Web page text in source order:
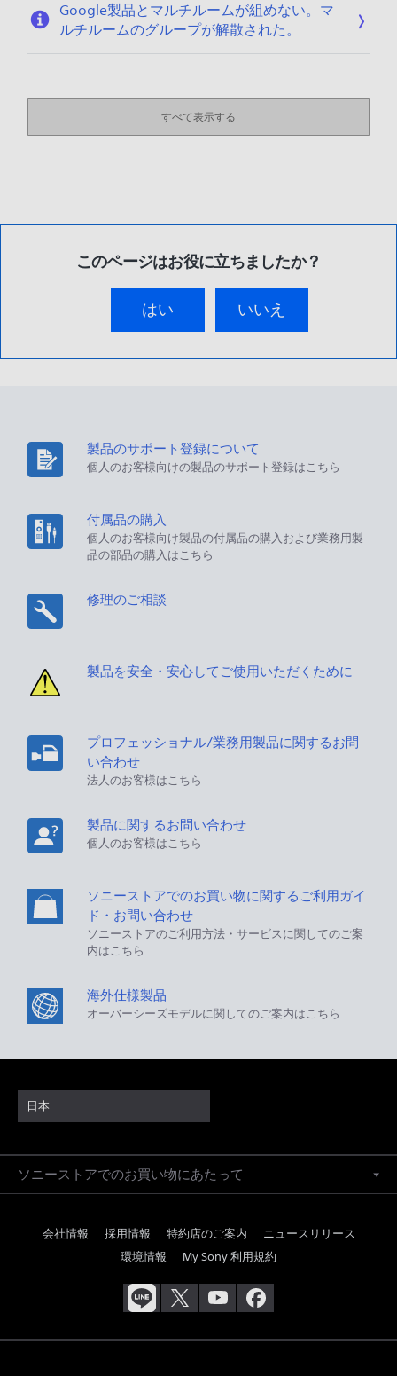
Google製品とマルチルームが組めない。マ
ルチルームのグループが解散された。
すべて表示する
このページはお役に立ちましたか？
はい いいえ
製品のサポート登録について
個人のお客様向けの製品のサポート登録はこちら
付属品の購入
個人のお客様向け製品の付属品の購入および業務用製
品の部品の購入はこちら
修理のご相談
製品を安全・安心してご使用いただくために
プロフェッショナル/業務用製品に関するお問
い合わせ
法人のお客様はこちら
製品に関するお問い合わせ
個人のお客様はこちら
ソニーストアでのお買い物に関するご利用ガイ
ド・お問い合わせ
ソニーストアのご利用方法・サービスに関してのご案
内はこちら
海外仕様製品
オーバーシーズモデルに関してのご案内はこちら
日本
ソニーストアでのお買い物にあたって
会社情報 採用情報 特約店のご案内
ニュースリリース
環境情報
My Sony 利用規約